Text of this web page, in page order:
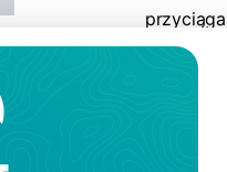
Dowiedz